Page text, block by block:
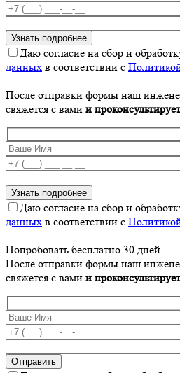
Даю согласие на сбор и
данных в соответствии с
После отправки формы наш
свяжется с вами и
Даю согласие на сбор и
данных в соответствии с
Попробовать бесплатно 30 дней
После отправки формы наш
свяжется с вами и